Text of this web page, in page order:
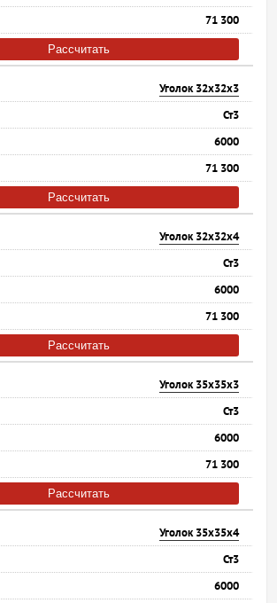
71 300
Рассчитать
Уголок 32х32х3
Ст3
6000
71 300
Рассчитать
Уголок 32х32х4
Ст3
6000
71 300
Рассчитать
Уголок 35х35х3
Ст3
6000
71 300
Рассчитать
Уголок 35х35х4
Ст3
6000